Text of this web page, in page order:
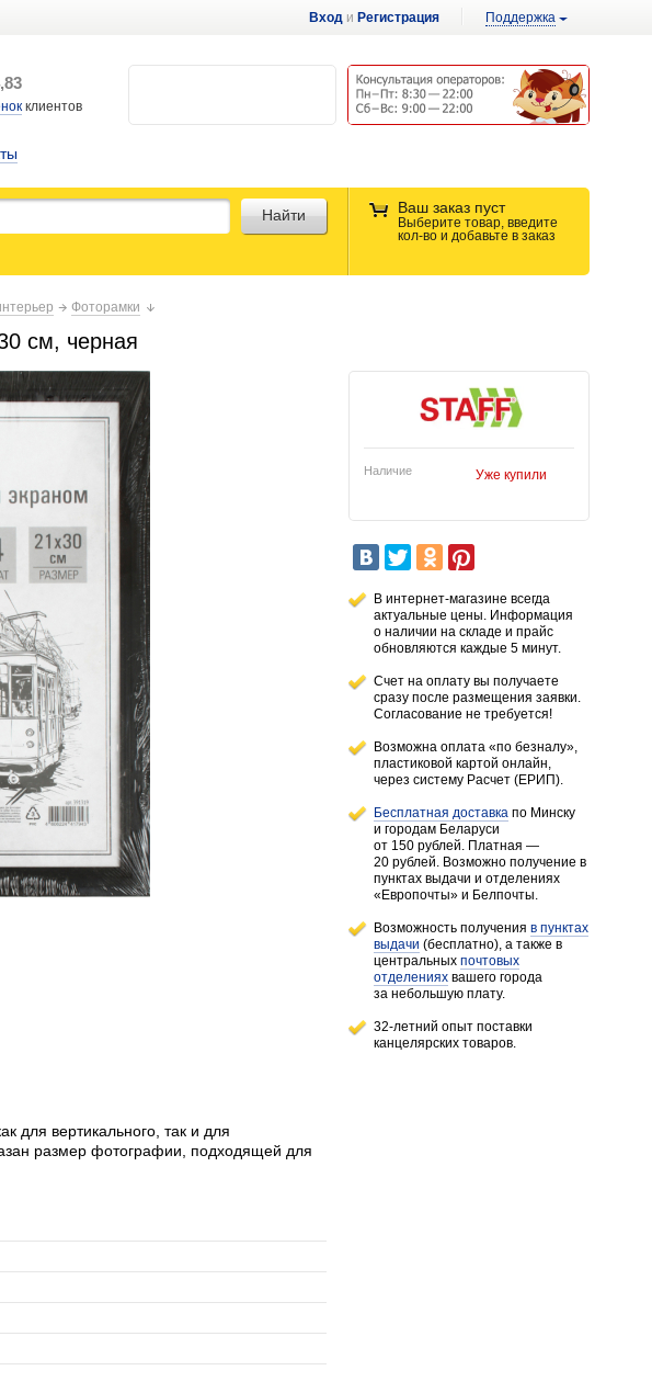
Вход и Регистрация Поддержка
клиентов
Ваш заказ пуст
Выберите товар, введите
кол-во и добавьте в заказ
Найти
Фоторамки
см, черная
Наличие Уже купили
В интернет-магазине всегда
актуальные цены. Информация
о наличии на складе и прайс
обновляются каждые 5 минут.
Счет на оплату вы получаете
сразу после размещения заявки.
Согласование не требуется!
Возможна оплата «по безналу»,
пластиковой картой онлайн,
через систему Расчет (ЕРИП).
Бесплатная доставка по Минску
и городам Беларуси
от 150 рублей. Платная —
20 рублей. Возможно получение в
пунктах выдачи и отделениях
«Европочты» и Белпочты.
Возможность получения в пунктах
выдачи (бесплатно), а также в
центральных почтовых
отделениях вашего города
за небольшую плату.
32-летний опыт поставки
канцелярских товаров.
для вертикального, так и для
размер фотографии, подходящей для